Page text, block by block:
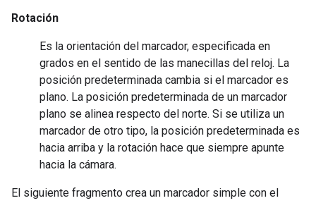
Rotación
Es la orientación del marcador, especificada en
grados en el sentido de las manecillas del reloj. La
posición predeterminada cambia si el marcador es
plano. La posición predeterminada de un marcador
plano se alinea respecto del norte. Si se utiliza un
marcador de otro tipo, la posición predeterminada es
hacia arriba y la rotación hace que siempre apunte
hacia la cámara.
El siguiente fragmento crea un marcador simple con el